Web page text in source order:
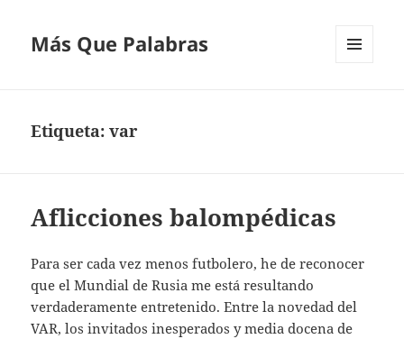
Más Que Palabras
Etiqueta:var
Aflicciones balompédicas
Para ser cada vez menos futbolero, he de reconocer
que el Mundial de Rusia me está resultando
verdaderamente entretenido. Entre la novedad del
VAR, los invitados inesperados y media docena de